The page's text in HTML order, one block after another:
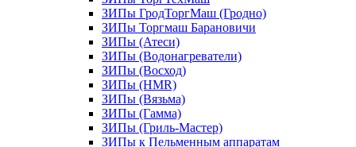
ЗИПы ГродТоргМаш (Гродно)
ЗИПы Торгмаш Барановичи
ЗИПы (Атеси)
ЗИПы (Водонагреватели)
ЗИПы (Восход)
ЗИПы (HMR)
ЗИПы (Вязьма)
ЗИПы (Гамма)
ЗИПы (Гриль-Мастер)
ЗИПы к Пельменным аппаратам